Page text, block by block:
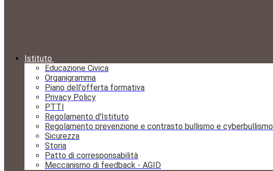
Istituto
Educazione Civica
Organigramma
Piano dell'offerta formativa
Privacy Policy
PTTI
Regolamento d'Istituto
Regolamento prevenzione e contrasto bullismo e cyberbullismo
Sicurezza
Storia
Patto di corresponsabilità
Meccanismo di feedback - AGID